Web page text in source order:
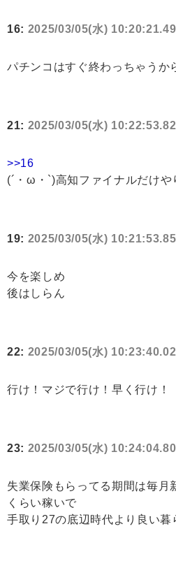
16: 2025/03/05(水)
パチンコはすぐ終わっちゃうか
21: 2025/03/05(水)
>>16
(´・ω・`)高知ファイナルだけや
19: 2025/03/05(水)
今を楽しめ
後はしらん
22: 2025/03/05(水)
行け！マジで行け！早く行け！
23: 2025/03/05(水)
失業保険もらってる期間は毎月
くらい稼いで
手取り27の底辺時代より良い暮